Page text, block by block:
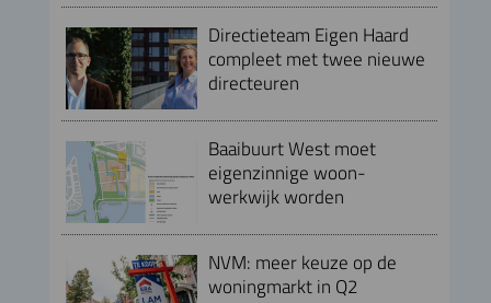
Directieteam Eigen Haard
compleet met twee nieuwe
directeuren
Baaibuurt West moet
eigenzinnige woon-
werkwijk worden
NVM: meer keuze op de
woningmarkt in Q2